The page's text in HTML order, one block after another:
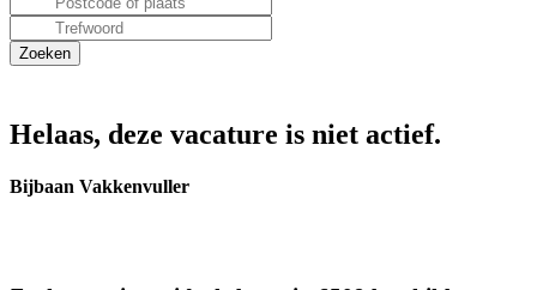
Helaas, deze vacature is niet actief.
Bijbaan Vakkenvuller